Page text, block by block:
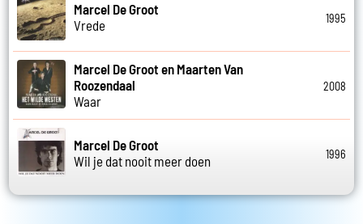
Marcel De Groot
Vrede
1995
Marcel De Groot en Maarten Van
Roozendaal
Waar
2008
Marcel De Groot
Wil je dat nooit meer doen
1996